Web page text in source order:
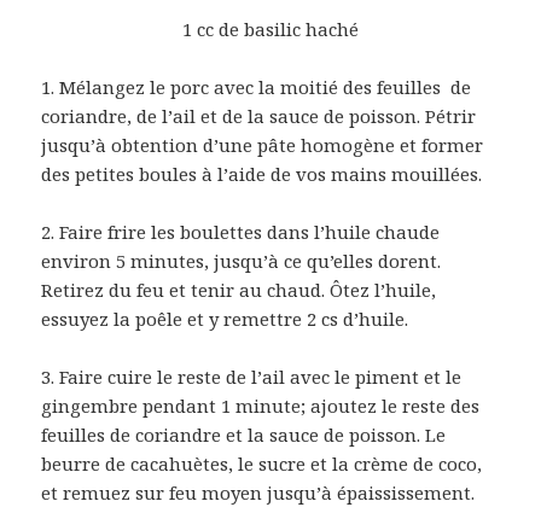
1 cc de basilic haché
1. Mélangez le porc avec la moitié des feuilles de
coriandre, de l’ail et de la sauce de poisson. Pétrir
jusqu’à obtention d’une pâte homogène et former
des petites boules à l’aide de vos mains mouillées.
2. Faire frire les boulettes dans l’huile chaude
environ 5 minutes, jusqu’à ce qu’elles dorent.
Retirez du feu et tenir au chaud. Ôtez l’huile,
essuyez la poêle et y remettre 2 cs d’huile.
3. Faire cuire le reste de l’ail avec le piment et le
gingembre pendant 1 minute; ajoutez le reste des
feuilles de coriandre et la sauce de poisson. Le
beurre de cacahuètes, le sucre et la crème de coco,
et remuez sur feu moyen jusqu’à épaississement.